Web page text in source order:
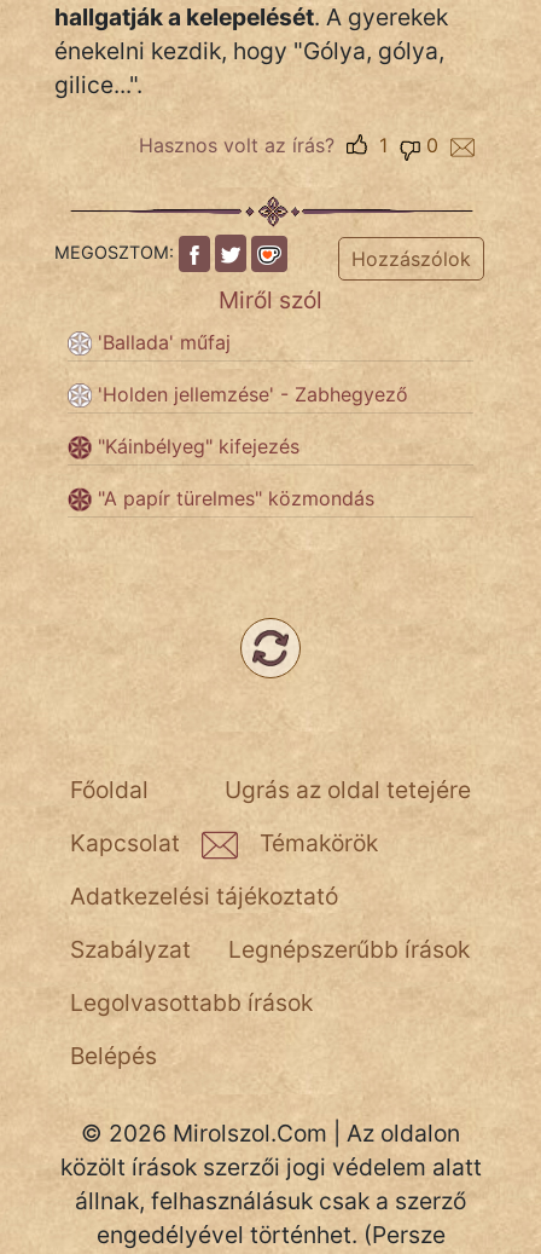
IRODALOM
PSZICHO
ZENE
FILM
ÉLETMÓD
MAGYARSÁG
És
TÖRTÉNELEM
Népszerű szerzőink:
Jób Gedeon
vörös ördög
Név nélkül
pszichopati
szegény legény
hallgatják a kelepelését. A gyerekek
énekelni kezdik, hogy "Gólya, gólya,
gilice...".
Hasznos volt az írás? 0
1
MEGOSZTOM: Hozzászólok
Miről szól
'Ballada' műfaj
'Holden jellemzése' - Zabhegyező
"Káinbélyeg" kifejezés
"A papír türelmes" közmondás
Ugrás az oldal tetejére
Főoldal
Kapcsolat
Témakörök
Adatkezelési tájékoztató
Szabályzat
Legnépszerűbb írások
Legolvasottabb írások
Belépés
© 2026 Mirolszol.Com | Az oldalon
közölt írások szerzői jogi védelem alatt
állnak, felhasználásuk csak a szerző
engedélyével történhet. (Persze